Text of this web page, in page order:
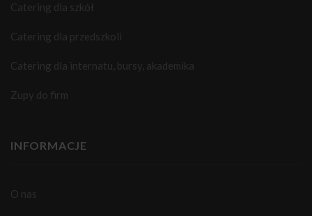
Catering dla szkół
Catering dla przedszkoli
Catering dla internatu, bursy, akademika
Zupy do firm
INFORMACJE
O nas